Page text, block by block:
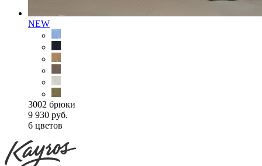
NEW
3002 брюки
9 930 руб.
6 цветов